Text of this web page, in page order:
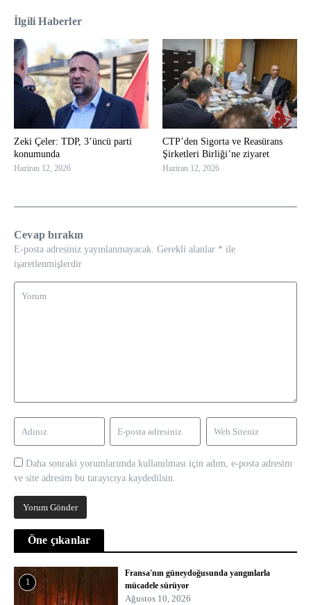
İlgili Haberler
Zeki Çeler: TDP, 3’üncü parti
konumunda
Haziran 12, 2026
CTP’den Sigorta ve Reasürans
Şirketleri Birliği’ne ziyaret
Haziran 12, 2026
Cevap bırakın
E-posta adresiniz yayınlanmayacak. Gerekli alanlar * ile
işaretlenmişlerdir
Daha sonraki yorumlarımda kullanılması için adım, e-posta adresim
ve site adresim bu tarayıcıya kaydedilsin.
Öne çıkanlar
1
Fransa'nın güneydoğusunda yangınlarla
mücadele sürüyor
Ağustos 10, 2026